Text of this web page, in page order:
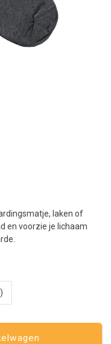
laken of
en voorzie je lichaam